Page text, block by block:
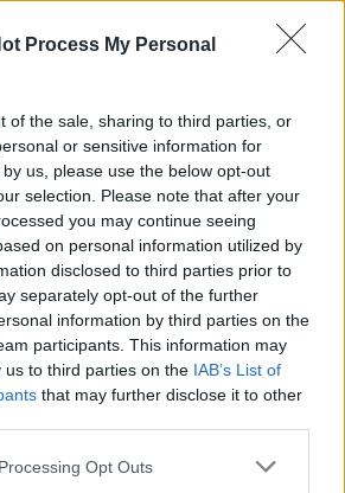
Process My Personal
of the sale, sharing to third parties, or
or sensitive information for
us, please use the below opt-out
selection. Please note that after your
you may continue seeing
on personal information utilized by
disclosed to third parties prior to
separately opt-out of the further
information by third parties on the
participants. This information may
us to third parties on the IAB’s List of
that may further disclose it to other
website/app uses one or more Google
Opt Outs